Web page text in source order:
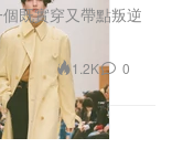
既實穿又帶點叛逆
1.2K 0